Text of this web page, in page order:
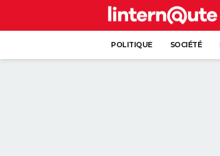
POLITIQUE SOCIÉTÉ